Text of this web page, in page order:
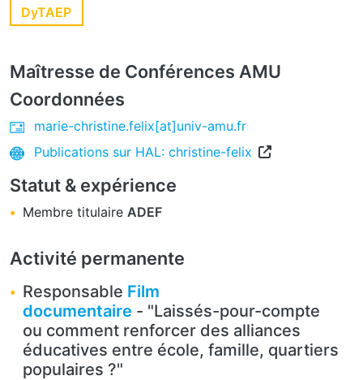
DyTAEP
Maîtresse de Conférences AMU
Coordonnées
marie-christine.felix[at]univ-amu.fr
Publications sur HAL: christine-felix
Statut & expérience
Membre titulaire ADEF
Activité permanente
Responsable Film
documentaire - "Laissés-pour-compte
ou comment renforcer des alliances
éducatives entre école, famille, quartiers
populaires ?"